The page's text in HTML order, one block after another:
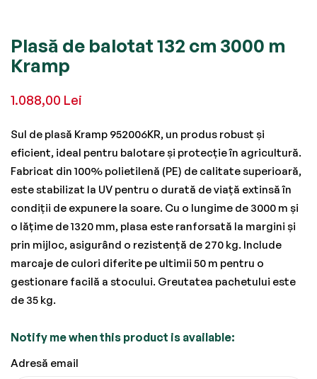
to
the
of
images
gallery
Plasă de balotat 132 cm 3000 m
Kramp
1.088,00 Lei
Sul de plasă Kramp 952006KR, un produs robust și
eficient, ideal pentru balotare și protecție în agricultură.
Fabricat din 100% polietilenă (PE) de calitate superioară,
este stabilizat la UV pentru o durată de viață extinsă în
condiții de expunere la soare. Cu o lungime de 3000 m și
o lățime de 1320 mm, plasa este ranforsată la margini și
prin mijloc, asigurând o rezistență de 270 kg. Include
marcaje de culori diferite pe ultimii 50 m pentru o
gestionare facilă a stocului. Greutatea pachetului este
de 35 kg.
Notify me when this product is available:
Adresă email